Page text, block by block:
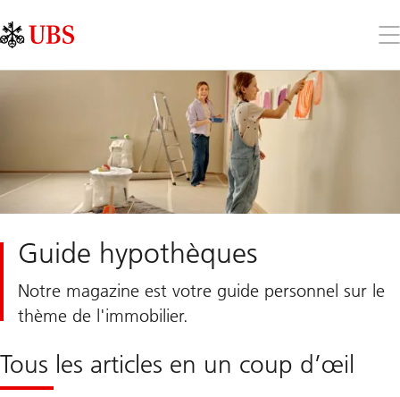
Links
Area
le
Guide hypothèques
Notre magazine est votre guide personnel sur le
thème de l'immobilier.
Tous les articles en un coup d’œil